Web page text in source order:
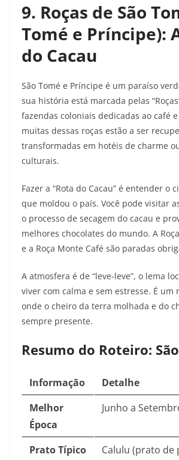
9. Roças de São
Tomé e Príncipe):
do Cacau
São Tomé e Príncipe é um paraíso
sua história está marcada pelas
fazendas coloniais dedicadas ao café
muitas dessas roças estão a ser
transformadas em hotéis de charme
culturais.
Fazer a “Rota do Cacau” é entender o
que moldou o país. Você pode visitar
o processo de secagem do cacau e
melhores chocolates do mundo. A
e a Roça Monte Café são paradas
A atmosfera é de “leve-leve”, o lema
viver com calma e sem estresse. É um
onde o cheiro da terra molhada e do
sempre presente.
Resumo do Roteiro:
Informação
Detalhe
Melhor
Época
Junho a
Prato Típico
Calulu (prato de